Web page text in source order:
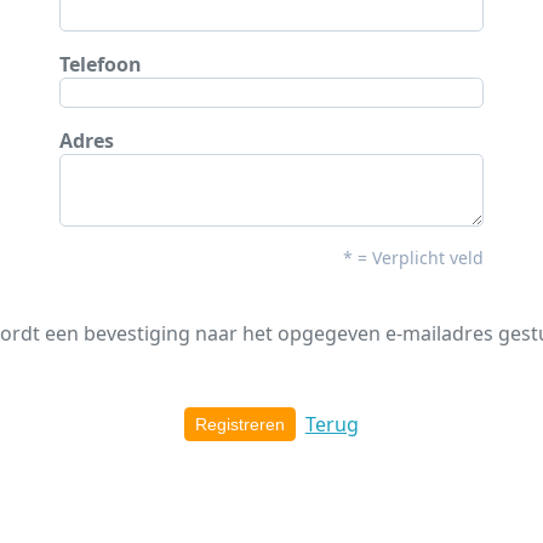
Telefoon
Adres
* = Verplicht veld
een bevestiging naar het opgegeven e-mailadres
Terug